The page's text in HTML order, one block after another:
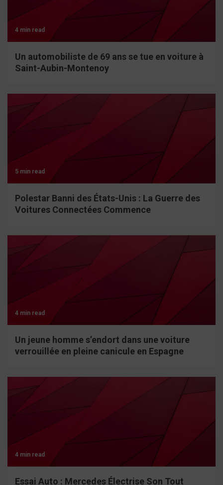
4 min read
Un automobiliste de 69 ans se tue en voiture à
Saint-Aubin-Montenoy
5 min read
Polestar Banni des États-Unis : La Guerre des
Voitures Connectées Commence
4 min read
Un jeune homme s’endort dans une voiture
verrouillée en pleine canicule en Espagne
4 min read
Essai Auto : Mercedes Électrise Son Tout